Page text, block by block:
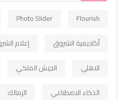
Flourish
Photo Slider
أكاديمية الشروق
إعلام
الاهلي
الجيش الملكي
الذكاء الاصطناعي
الزمالك